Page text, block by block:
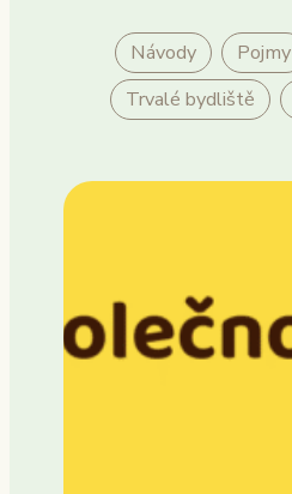
Návody Pojmy
Trvalé bydliště